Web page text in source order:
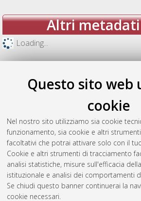
Questo sito web
cookie
Nel nostro sito utilizziamo sia cookie
funzionamento, sia cookie e altri
facoltativi che potrai attivare solo con il
Cookie e altri strumenti di tracciamento
analisi statistiche, misure sull'efficacia
istituzionale e analisi dei comportamenti
Se chiudi questo banner continuerai la
cookie necessari.
Altri metadati
Loading...
Gestione del